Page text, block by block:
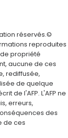
réservés.©
reproduites
propriété
aucune de ces
rediffusée,
de quelque
de l'AFP. L'AFP ne
erreurs,
des
de ces